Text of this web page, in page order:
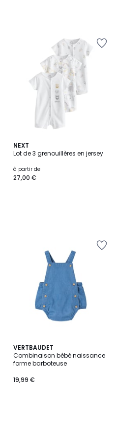
NEXT
Lot de 3 grenouillères en jersey
à partir de
27,00 €
VERTBAUDET
Combinaison bébé naissance
forme barboteuse
19,99 €